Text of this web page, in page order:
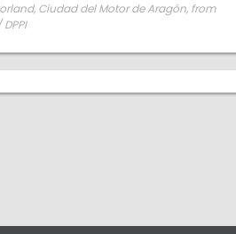
Ciudad del Motor de Aragón, from